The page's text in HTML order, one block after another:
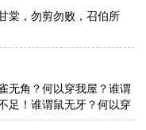
棠，勿剪勿败，召伯所
无角？何以穿我屋？谁谓
足！谁谓鼠无牙？何以穿
讼，亦不女从！